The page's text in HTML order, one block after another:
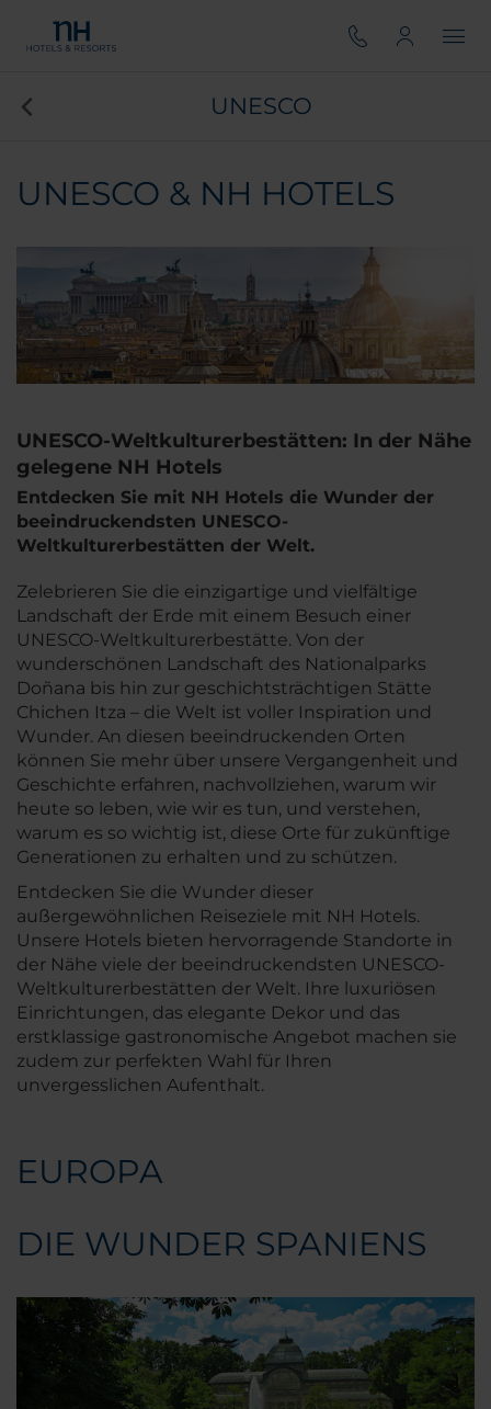
UNESCO
UNESCO & NH HOTELS
UNESCO-Weltkulturerbestätten: In der Nähe
gelegene NH Hotels
Entdecken Sie mit NH Hotels die Wunder der
beeindruckendsten UNESCO-
Weltkulturerbestätten der Welt.
Zelebrieren Sie die einzigartige und vielfältige
Landschaft der Erde mit einem Besuch einer
UNESCO-Weltkulturerbestätte. Von der
wunderschönen Landschaft des Nationalparks
Doñana bis hin zur geschichtsträchtigen Stätte
Chichen Itza – die Welt ist voller Inspiration und
Wunder. An diesen beeindruckenden Orten
können Sie mehr über unsere Vergangenheit und
Geschichte erfahren, nachvollziehen, warum wir
heute so leben, wie wir es tun, und verstehen,
warum es so wichtig ist, diese Orte für zukünftige
Generationen zu erhalten und zu schützen.
Entdecken Sie die Wunder dieser
außergewöhnlichen Reiseziele mit NH Hotels.
Unsere Hotels bieten hervorragende Standorte in
der Nähe viele der beeindruckendsten UNESCO-
Weltkulturerbestätten der Welt. Ihre luxuriösen
Einrichtungen, das elegante Dekor und das
erstklassige gastronomische Angebot machen sie
zudem zur perfekten Wahl für Ihren
unvergesslichen Aufenthalt.
EUROPA
DIE WUNDER SPANIENS